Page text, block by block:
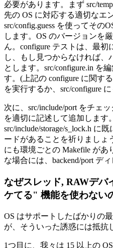
必要があります。まず src/
先の OS に対応する適切なエ
src/config.guess を使ってその
します。OS のバージョンを
ん。configure テストは、最
し、もし見つからなければ、
とします。src/configure.in を
す。(上記の configure に関す
を実行するか、src/configure
次に、src/include/port をチェ
を適切に記述して追加します
src/include/storage/s_lock.h に
ードがあることを祈りましょ
にも環境ごとの Makefile が
な場合には、backend/port デ
なぜスレッド, RAWデバ
ケてる" 機能を使わない
OS はサポートしたばかりの
が、そういった誘惑には抵抗
1つ目に、我々は 15 以上の